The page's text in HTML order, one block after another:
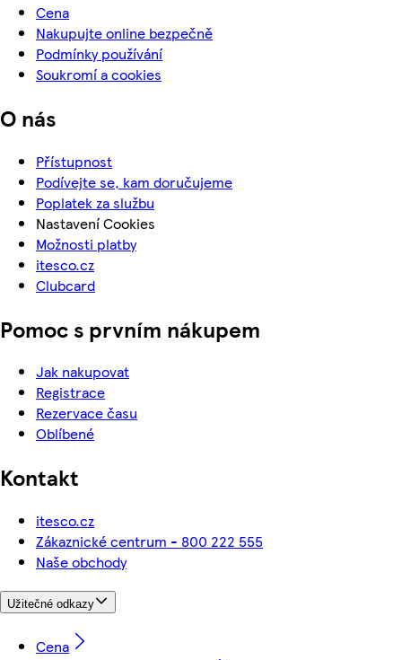
Cena
Nakupujte online bezpečně
Podmínky používání
Soukromí a cookies
O nás
Přístupnost
Podívejte se, kam doručujeme
Poplatek za službu
Nastavení Cookies
Možnosti platby
itesco.cz
Clubcard
Pomoc s prvním nákupem
Jak nakupovat
Registrace
Rezervace času
Oblíbené
Kontakt
itesco.cz
Zákaznické centrum - 800 222 555
Naše obchody
Užitečné odkazy
Cena